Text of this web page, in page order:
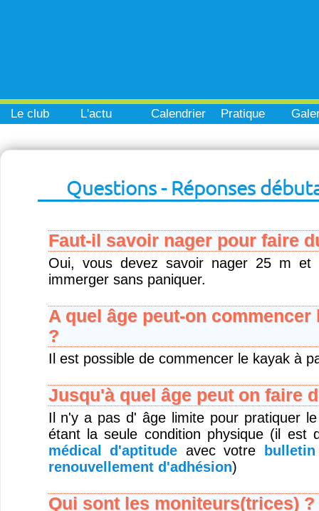
Le club L'actu Calendrier Pratique
Questions - Réponses
Faut-il savoir nager pour faire
Oui, vous devez savoir nager 25 m et
immerger sans paniquer.
A quel âge peut-on commencer
?
Il est possible de commencer le kayak à
Jusqu'à quel âge peut on faire
Il n'y a pas d' âge limite pour pratiquer
étant la seule condition physique (il est
médical d'aptitude avec votre
renouvellement d'adhésion)
Qui sont les moniteurs(trices) ?